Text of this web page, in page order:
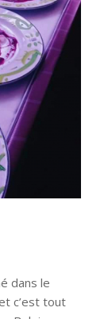
dans le
c’est tout